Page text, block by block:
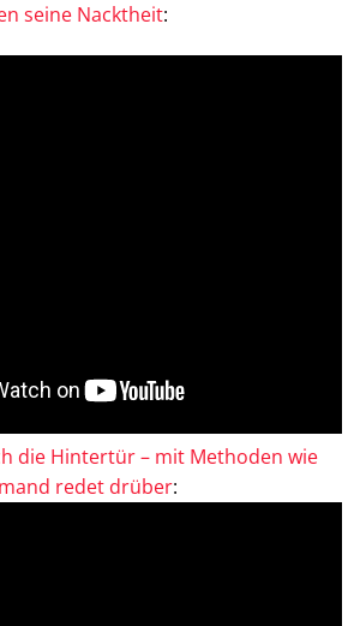
seine Nacktheit:
die Hintertür – mit Methoden wie
redet drüber: